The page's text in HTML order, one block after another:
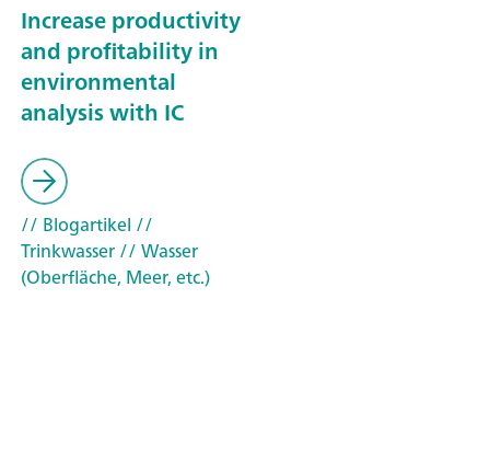
Increase productivity
and profitability in
environmental
analysis with IC
// Blogartikel //
Trinkwasser// Wasser
(Oberfläche, Meer, etc.)